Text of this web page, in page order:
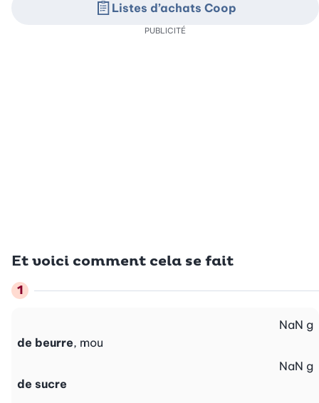
Et voici comment cela se fait
de beurre, mou
NaN g
de sucre
NaN g
Listes d’achats Coop
PUBLICITÉ